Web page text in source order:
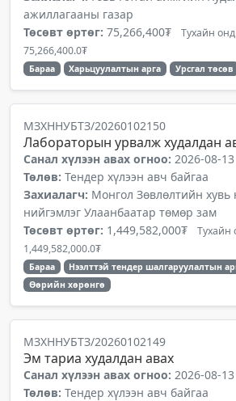
ажиллагааны газар
Төсөвт өртөг: 75,266,400₮ Тухайн
75,266,400.0₮
Бараа Харьцуулалтын арга Урсгал төсөв
МЗХННУБТЗ/20260102150
Лабораторын урвалж худалдан
Санал хүлээн авах огноо: 2026-08-
Төлөв: Тендер хүлээн авч байгаа
Захиалагч: Монгол Зөвлөлтийн хувь
нийгэмлэг Улаанбаатар төмөр зам
Төсөвт өртөг: 1,449,582,000₮ Тухайн
1,449,582,000.0₮
Бараа
Нээлттэй тендер шалгаруулалтын
Өөрийн хөрөнгө
МЗХННУБТЗ/20260102149
Эм тариа худалдан авах
Санал хүлээн авах огноо: 2026-08-
Төлөв: Тендер хүлээн авч байгаа